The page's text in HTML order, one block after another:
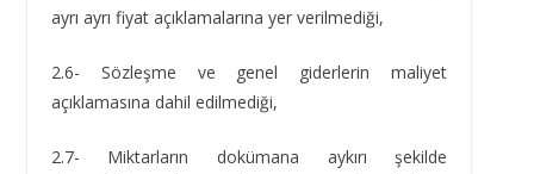
ayrı ayrı fiyat açıklamalarına yer verilmediği,
2.6- Sözleşme ve genel giderlerin maliyet
açıklamasına dahil edilmediği,
2.7- Miktarların dokümana aykırı şekilde